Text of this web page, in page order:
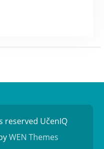
reserved UčenIQ
WEN Themes